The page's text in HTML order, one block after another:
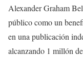
Alexander Graham
público como un
en una publicación
alcanzando 1 millón